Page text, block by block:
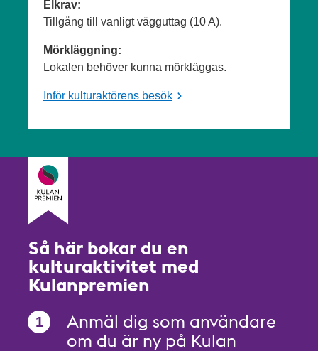
Elkrav:
Tillgång till vanligt vägguttag (10 A).
Mörkläggning:
Lokalen behöver kunna mörkläggas.
Inför kulturaktörens besök
Så här bokar du en
kulturaktivitet med
Kulanpremien
Anmäl dig som användare
om du är ny på Kulan